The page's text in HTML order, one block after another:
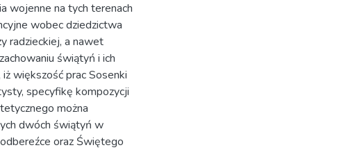
wojenne na tych terenach
wobec dziedzictwa
radzieckiej, a nawet
świątyń i ich
większość prac Sosenki
specyfikę kompozycji
można
dwóch świątyń w
oraz Świętego